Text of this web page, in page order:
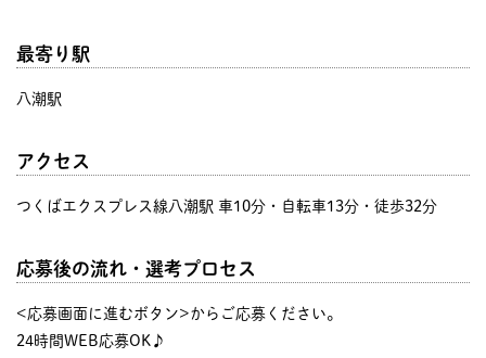
最寄り駅
八潮駅
アクセス
つくばエクスプレス線八潮駅 車10分・自転車13分・徒歩32分
応募後の流れ・選考プロセス
<応募画面に進むボタン>からご応募ください。
24時間WEB応募OK♪